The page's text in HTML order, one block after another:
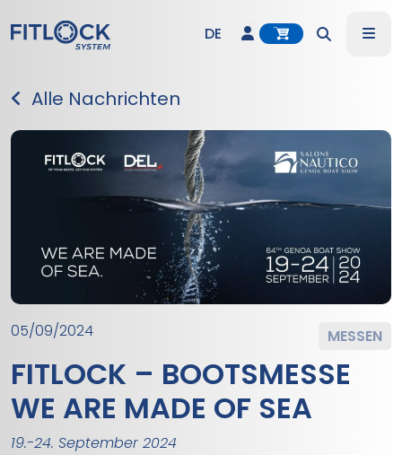
Account
DE Search
Alle Nachrichten
05/09/2024 MESSEN
FITLOCK – BOOTSMESSE
WE ARE MADE OF SEA
19.-24. September 2024